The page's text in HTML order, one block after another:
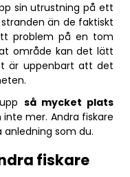
sin utrustning på ett
än de faktiskt
problem på en tom
område kan det lätt
är uppenbart att det
upp så mycket plats
inte mer. Andra fiskare
som du.
fiskare